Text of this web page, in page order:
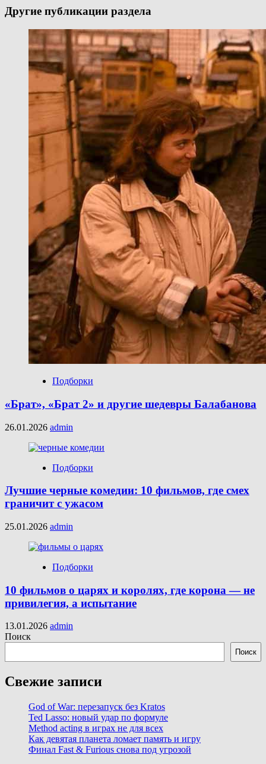
Другие публикации раздела
Подборки
«Брат», «Брат 2» и другие шедевры Балабанова
26.01.2026 admin
Подборки
Лучшие черные комедии: 10 фильмов, где смех
граничит с ужасом
25.01.2026 admin
Подборки
10 фильмов о царях и королях, где корона — не
привилегия, а испытание
13.01.2026 admin
Поиск
Поиск
Свежие записи
God of War: перезапуск без Kratos
Ted Lasso: новый удар по формуле
Method acting в играх не для всех
Как девятая планета ломает память и игру
Финал Fast & Furious снова под угрозой